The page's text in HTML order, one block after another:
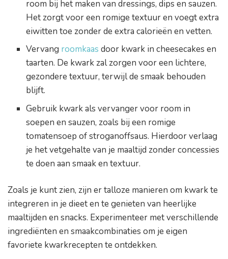
room bij het maken van dressings, dips en sauzen.
Het zorgt voor een romige textuur en voegt extra
eiwitten toe zonder de extra calorieën en vetten.
Vervang roomkaas door kwark in cheesecakes en
taarten. De kwark zal zorgen voor een lichtere,
gezondere textuur, terwijl de smaak behouden
blijft.
Gebruik kwark als vervanger voor room in
soepen en sauzen, zoals bij een romige
tomatensoep of stroganoffsaus. Hierdoor verlaag
je het vetgehalte van je maaltijd zonder concessies
te doen aan smaak en textuur.
Zoals je kunt zien, zijn er talloze manieren om kwark te
integreren in je dieet en te genieten van heerlijke
maaltijden en snacks. Experimenteer met verschillende
ingrediënten en smaakcombinaties om je eigen
favoriete kwarkrecepten te ontdekken.